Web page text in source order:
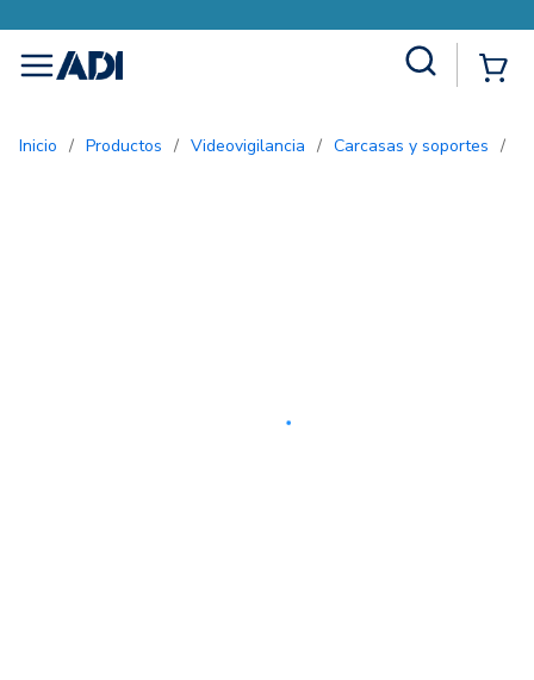
menu
Inicio / Productos / Videovigilancia / Carcasas y soportes /